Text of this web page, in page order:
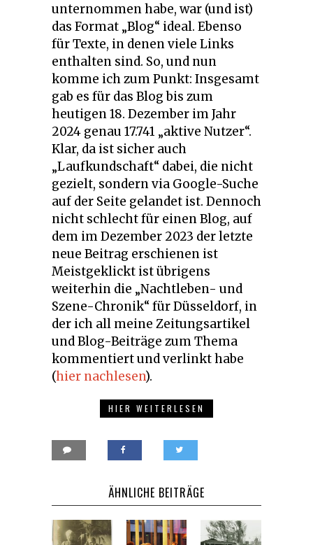
unternommen habe, war (und ist)
das Format „Blog“ ideal. Ebenso
für Texte, in denen viele Links
enthalten sind. So, und nun
komme ich zum Punkt: Insgesamt
gab es für das Blog bis zum
heutigen 18. Dezember im Jahr
2024 genau 17.741 „aktive Nutzer“.
Klar, da ist sicher auch
„Laufkundschaft“ dabei, die nicht
gezielt, sondern via Google-Suche
auf der Seite gelandet ist. Dennoch
nicht schlecht für einen Blog, auf
dem im Dezember 2023 der letzte
neue Beitrag erschienen ist
Meistgeklickt ist übrigens
weiterhin die „Nachtleben- und
Szene-Chronik“ für Düsseldorf, in
der ich all meine Zeitungsartikel
und Blog-Beiträge zum Thema
kommentiert und verlinkt habe
(hier nachlesen).
HIER WEITERLESEN
ÄHNLICHE BEITRÄGE